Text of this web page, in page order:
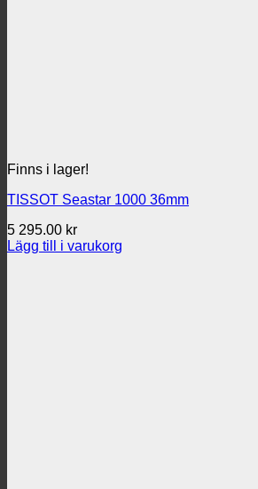
Finns i lager!
TISSOT Seastar 1000 36mm
5 295.00 kr
Lägg till i varukorg